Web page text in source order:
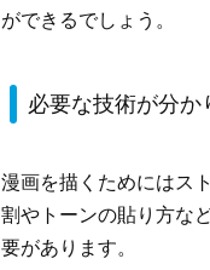
ができるでしょう。
必要な技術が分か
漫画を描くためにはス
割やトーンの貼り方な
要があります。